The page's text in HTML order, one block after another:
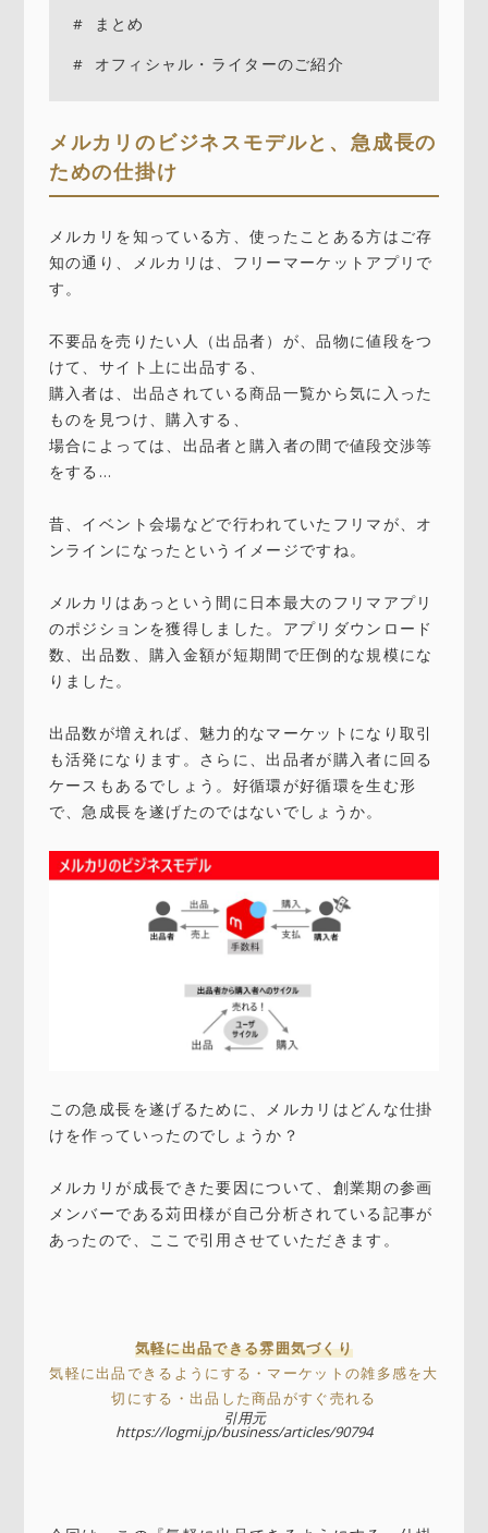
まとめ
オフィシャル・ライターのご紹介
メルカリのビジネスモデルと、急成長の
ための仕掛け
メルカリを知っている方、使ったことある方はご存
知の通り、メルカリは、フリーマーケットアプリで
す。
不要品を売りたい人（出品者）が、品物に値段をつ
けて、サイト上に出品する、
購入者は、出品されている商品一覧から気に入った
ものを見つけ、購入する、
場合によっては、出品者と購入者の間で値段交渉等
をする…
昔、イベント会場などで行われていたフリマが、オ
ンラインになったというイメージですね。
メルカリはあっという間に日本最大のフリマアプリ
のポジションを獲得しました。アプリダウンロード
数、出品数、購入金額が短期間で圧倒的な規模にな
りました。
出品数が増えれば、魅力的なマーケットになり取引
も活発になります。さらに、出品者が購入者に回る
ケースもあるでしょう。好循環が好循環を生む形
で、急成長を遂げたのではないでしょうか。
この急成長を遂げるために、メルカリはどんな仕掛
けを作っていったのでしょうか？
メルカリが成長できた要因について、創業期の参画
メンバーである苅田様が自己分析されている記事が
あったので、ここで引用させていただきます。
気軽に出品できる雰囲気づくり
気軽に出品できるようにする・マーケットの雑多感を大
切にする・出品した商品がすぐ売れる
引用元
https://logmi.jp/business/articles/90794